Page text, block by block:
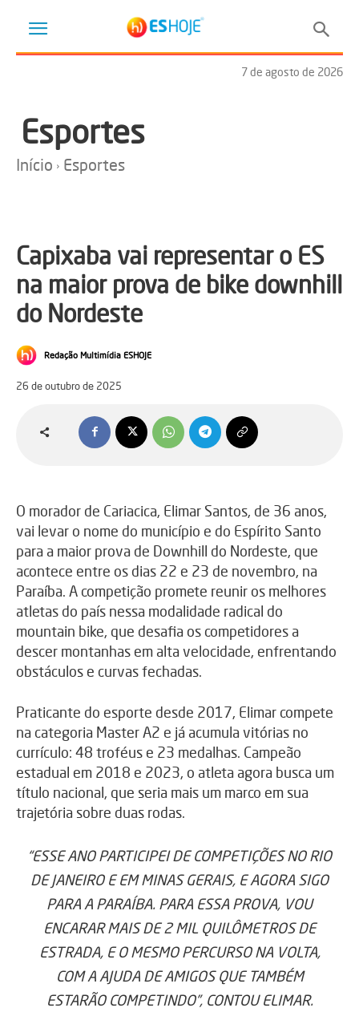
7 de agosto de 2026
Esportes
Início Esportes
Capixaba vai representar o ES
na maior prova de bike downhill
do Nordeste
Redação Multimídia ESHOJE
26 de outubro de 2025
O morador de Cariacica, Elimar Santos, de 36 anos,
vai levar o nome do município e do Espírito Santo
para a maior prova de Downhill do Nordeste, que
acontece entre os dias 22 e 23 de novembro, na
Paraíba. A competição promete reunir os melhores
atletas do país nessa modalidade radical do
mountain bike, que desafia os competidores a
descer montanhas em alta velocidade, enfrentando
obstáculos e curvas fechadas.
Praticante do esporte desde 2017, Elimar compete
na categoria Master A2 e já acumula vitórias no
currículo: 48 troféus e 23 medalhas. Campeão
estadual em 2018 e 2023, o atleta agora busca um
título nacional, que seria mais um marco em sua
trajetória sobre duas rodas.
“ESSE ANO PARTICIPEI DE COMPETIÇÕES NO RIO
DE JANEIRO E EM MINAS GERAIS, E AGORA SIGO
PARA A PARAÍBA. PARA ESSA PROVA, VOU
ENCARAR MAIS DE 2 MIL QUILÔMETROS DE
ESTRADA, E O MESMO PERCURSO NA VOLTA,
COM A AJUDA DE AMIGOS QUE TAMBÉM
ESTARÃO COMPETINDO”, CONTOU ELIMAR.